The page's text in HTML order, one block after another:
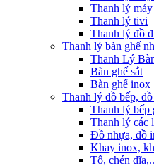
Thanh lý
Thanh lý tivi
Thanh lý đồ
Thanh lý bàn ghế
Thanh Lý
Bàn ghế sắt
Bàn ghế inox
Thanh lý đồ bếp,
Thanh lý bếp
Thanh lý các
Đồ nhựa, đồ
Khay inox,
Tô, chén